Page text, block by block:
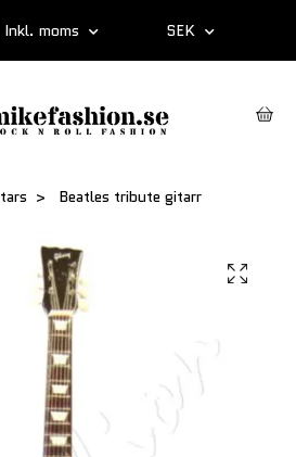
Inkl. moms SEK
Beatles tribute gitarr